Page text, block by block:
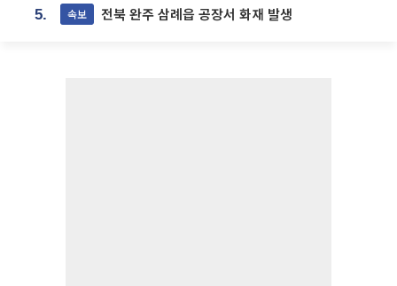
5. 속보 전북 완주 삼례읍 공장서 화재 발생